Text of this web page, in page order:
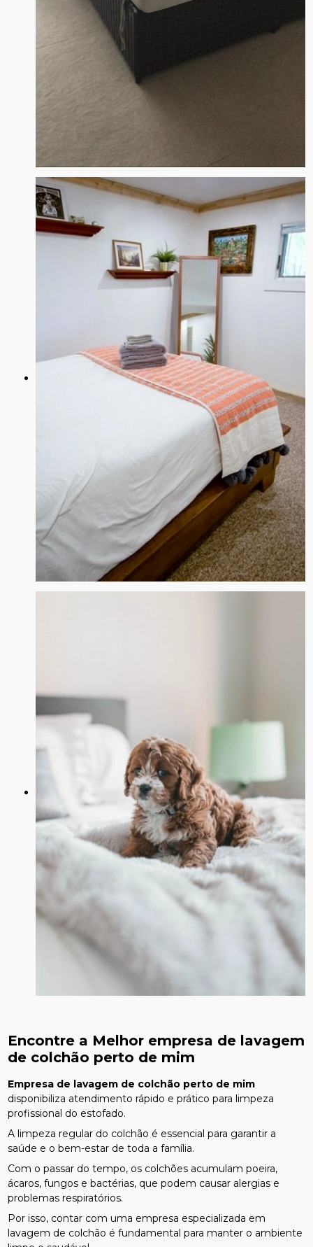
Encontre a Melhor empresa de lavagem
de colchão perto de mim
Empresa de lavagem de colchão perto de mim
disponibiliza atendimento rápido e prático para limpeza
profissional do estofado.
A limpeza regular do colchão é essencial para garantir a
saúde e o bem-estar de toda a família.
Com o passar do tempo, os colchões acumulam poeira,
ácaros, fungos e bactérias, que podem causar alergias e
problemas respiratórios.
Por isso, contar com uma empresa especializada em
lavagem de colchão é fundamental para manter o ambiente